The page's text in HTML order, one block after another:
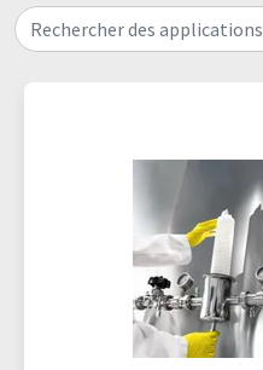
Rechercher des applications